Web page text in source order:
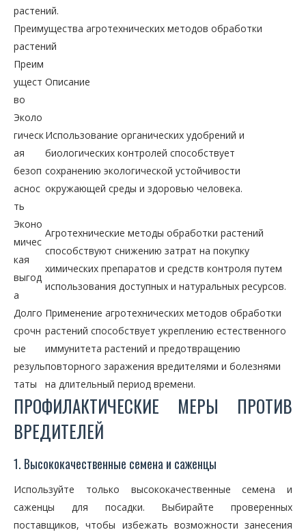
растений.
Преимущества агротехнических методов обработки
растений
Преим
ущест
во
Описание
Эколо
гическ
ая
безоп
аснос
ть
Использование органических удобрений и
биологических контролей способствует
сохранению экологической устойчивости
окружающей среды и здоровью человека.
Эконо
мичес
кая
выгод
а
Агротехнические методы обработки растений
способствуют снижению затрат на покупку
химических препаратов и средств контроля путем
использования доступных и натуральных ресурсов.
Долго
срочн
ые
резуль
таты
Применение агротехнических методов обработки
растений способствует укреплению естественного
иммунитета растений и предотвращению
повторного заражения вредителями и болезнями
на длительный период времени.
ПРОФИЛАКТИЧЕСКИЕ МЕРЫ ПРОТИВ
ВРЕДИТЕЛЕЙ
1. Высококачественные семена и саженцы
Используйте только высококачественные семена и
саженцы для посадки. Выбирайте проверенных
поставщиков, чтобы избежать возможности занесения